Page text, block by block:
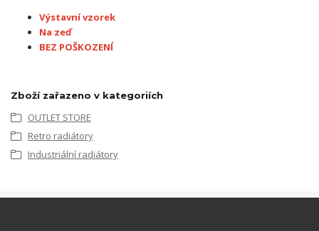
Výstavní vzorek
Na zeď
BEZ POŠKOZENÍ
Zboží zařazeno v kategoriích
OUTLET STORE
Retro radiátory
Industriální radiátory